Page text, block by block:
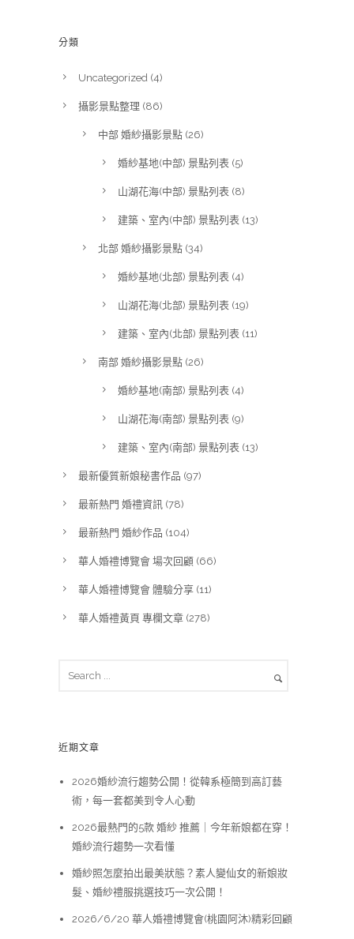
分類
Uncategorized (4)
攝影景點整理 (86)
中部 婚紗攝影景點 (26)
婚紗基地(中部) 景點列表 (5)
山湖花海(中部) 景點列表 (8)
建築、室內(中部) 景點列表 (13)
北部 婚紗攝影景點 (34)
婚紗基地(北部) 景點列表 (4)
山湖花海(北部) 景點列表 (19)
建築、室內(北部) 景點列表 (11)
南部 婚紗攝影景點 (26)
婚紗基地(南部) 景點列表 (4)
山湖花海(南部) 景點列表 (9)
建築、室內(南部) 景點列表 (13)
最新優質新娘秘書作品 (97)
最新熱門 婚禮資訊 (78)
最新熱門 婚紗作品 (104)
華人婚禮博覽會 場次回顧 (66)
華人婚禮博覽會 體驗分享 (11)
華人婚禮黃頁 專欄文章 (278)
近期文章
2026婚紗流行趨勢公開！從韓系極簡到高訂藝
術，每一套都美到令人心動
2026最熱門的5款 婚紗 推薦｜今年新娘都在穿！
婚紗流行趨勢一次看懂
婚紗照怎麼拍出最美狀態？素人變仙女的新娘妝
髮、婚紗禮服挑選技巧一次公開！
2026/6/20 華人婚禮博覽會(桃園阿沐)精彩回顧